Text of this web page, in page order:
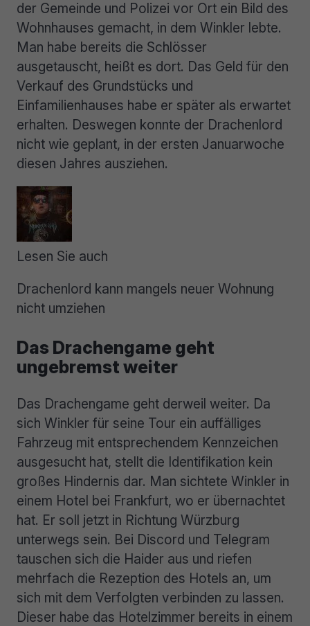
der Gemeinde und Polizei vor Ort ein Bild des
Wohnhauses gemacht, in dem Winkler lebte.
Man habe bereits die Schlösser
ausgetauscht, heißt es dort. Das Geld für den
Verkauf des Grundstücks und
Einfamilienhauses habe er später als erwartet
erhalten. Deswegen konnte der Drachenlord
nicht wie geplant, in der ersten Januarwoche
diesen Jahres ausziehen.
Lesen Sie auch
Drachenlord kann mangels neuer Wohnung
nicht umziehen
Das Drachengame geht
ungebremst weiter
Das Drachengame geht derweil weiter. Da
sich Winkler für seine Tour ein auffälliges
Fahrzeug mit entsprechendem Kennzeichen
ausgesucht hat, stellt die Identifikation kein
großes Hindernis dar. Man sichtete Winkler in
einem Hotel bei Frankfurt, wo er übernachtet
hat. Er soll jetzt in Richtung Würzburg
unterwegs sein. Bei Discord und Telegram
tauschen sich die Haider aus und riefen
mehrfach die Rezeption des Hotels an, um
sich mit dem Verfolgten verbinden zu lassen.
Dieser habe das Hotelzimmer bereits in einem